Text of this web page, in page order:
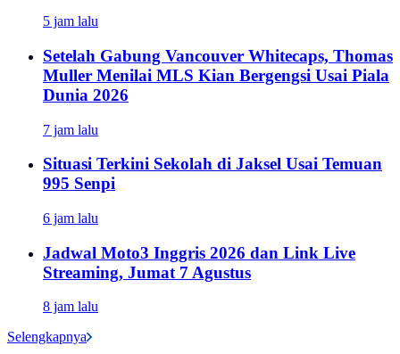
5 jam lalu
Setelah Gabung Vancouver Whitecaps, Thomas
Muller Menilai MLS Kian Bergengsi Usai Piala
Dunia 2026
7 jam lalu
Situasi Terkini Sekolah di Jaksel Usai Temuan
995 Senpi
6 jam lalu
Jadwal Moto3 Inggris 2026 dan Link Live
Streaming, Jumat 7 Agustus
8 jam lalu
Selengkapnya